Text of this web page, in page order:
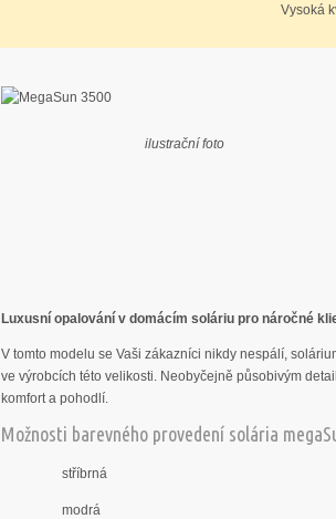
Vysoká
ilustrační foto
Luxusní opalování v domácím soláriu pro náročné
V tomto modelu se Vaši zákazníci nikdy nespálí,
ve výrobcích této velikosti. Neobyčejně působivým
komfort a pohodlí.
Možnosti barevného provedení solária
stříbrná
modrá